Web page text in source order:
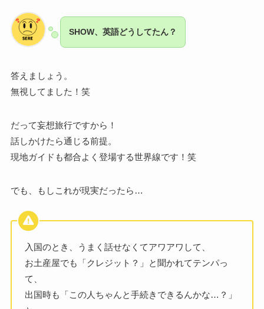
SHOW、英語どうしてたん？
答えましょう。
無視してました！笑
だって妄想旅行ですから！
話しかけたら通じる前提。
現地ガイドも都合よく登場する世界線です！笑
でも、もしこれが現実だったら…
入国のとき、うまく話せなくてアワアワして、
お土産屋でも「クレジット？」と聞かれてテンパっ
て、
出国時も「この人ちゃんと手続きできるんかな…？」